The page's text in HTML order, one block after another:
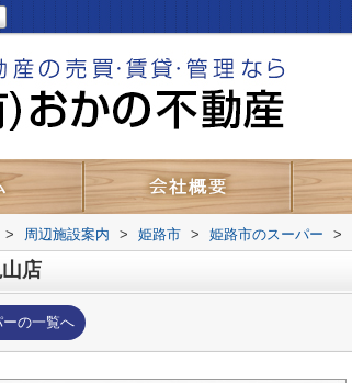
> 周辺施設案内 > 姫路市 > 姫路市のスーパー >
店
の一覧へ